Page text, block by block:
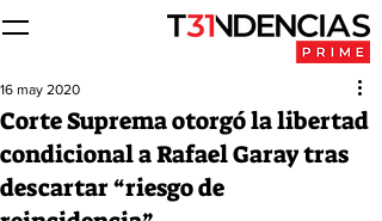
Corte Suprema otorgó la libertad
condicional a Rafael Garay tras
descartar “riesgo de
16 may 2020